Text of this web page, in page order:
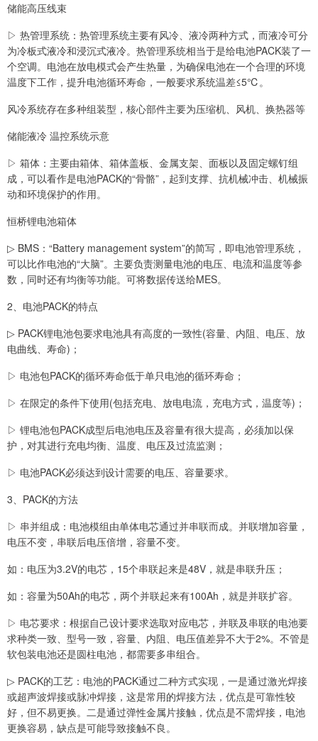
储能高压线束
▷ 热管理系统：热管理系统主要有风冷、液冷两种方式，而液冷可分
为冷板式液冷和浸沉式液冷。热管理系统相当于是给电池PACK装了一
个空调。电池在放电模式会产生热量，为确保电池在一个合理的环境
温度下工作，提升电池循环寿命，一般要求系统温差≤5℃。
风冷系统存在多种组装型，核心部件主要为压缩机、风机、换热器等
储能液冷 温控系统示意
▷ 箱体：主要由箱体、箱体盖板、金属支架、面板以及固定螺钉组
成，可以看作是电池PACK的“骨骼”，起到支撑、抗机械冲击、机械振
动和环境保护的作用。
恒桥锂电池箱体
▷ BMS：“Battery management system”的简写，即电池管理系统，
可以比作电池的“大脑”。主要负责测量电池的电压、电流和温度等参
数，同时还有均衡等功能。可将数据传送给MES。
2、电池PACK的特点
▷ PACK锂电池包要求电池具有高度的一致性(容量、内阻、电压、放
电曲线、寿命)；
▷ 电池包PACK的循环寿命低于单只电池的循环寿命；
▷ 在限定的条件下使用(包括充电、放电电流，充电方式，温度等)；
▷ 锂电池包PACK成型后电池电压及容量有很大提高，必须加以保
护，对其进行充电均衡、温度、电压及过流监测；
▷ 电池PACK必须达到设计需要的电压、容量要求。
3、PACK的方法
▷ 串并组成：电池模组由单体电芯通过并串联而成。并联增加容量，
电压不变，串联后电压倍增，容量不变。
如：电压为3.2V的电芯，15个串联起来是48V，就是串联升压；
如：容量为50Ah的电芯，两个并联起来有100Ah，就是并联扩容。
▷ 电芯要求：根据自己设计要求选取对应电芯，并联及串联的电池要
求种类一致、型号一致，容量、内阻、电压值差异不大于2%。不管是
软包装电池还是圆柱电池，都需要多串组合。
▷ PACK的工艺：电池的PACK通过二种方式实现，一是通过激光焊接
或超声波焊接或脉冲焊接，这是常用的焊接方法，优点是可靠性较
好，但不易更换。二是通过弹性金属片接触，优点是不需焊接，电池
更换容易，缺点是可能导致接触不良。